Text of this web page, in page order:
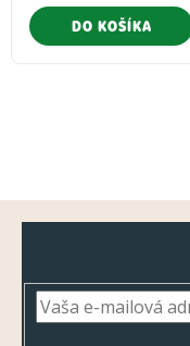
DO KOŠÍKA